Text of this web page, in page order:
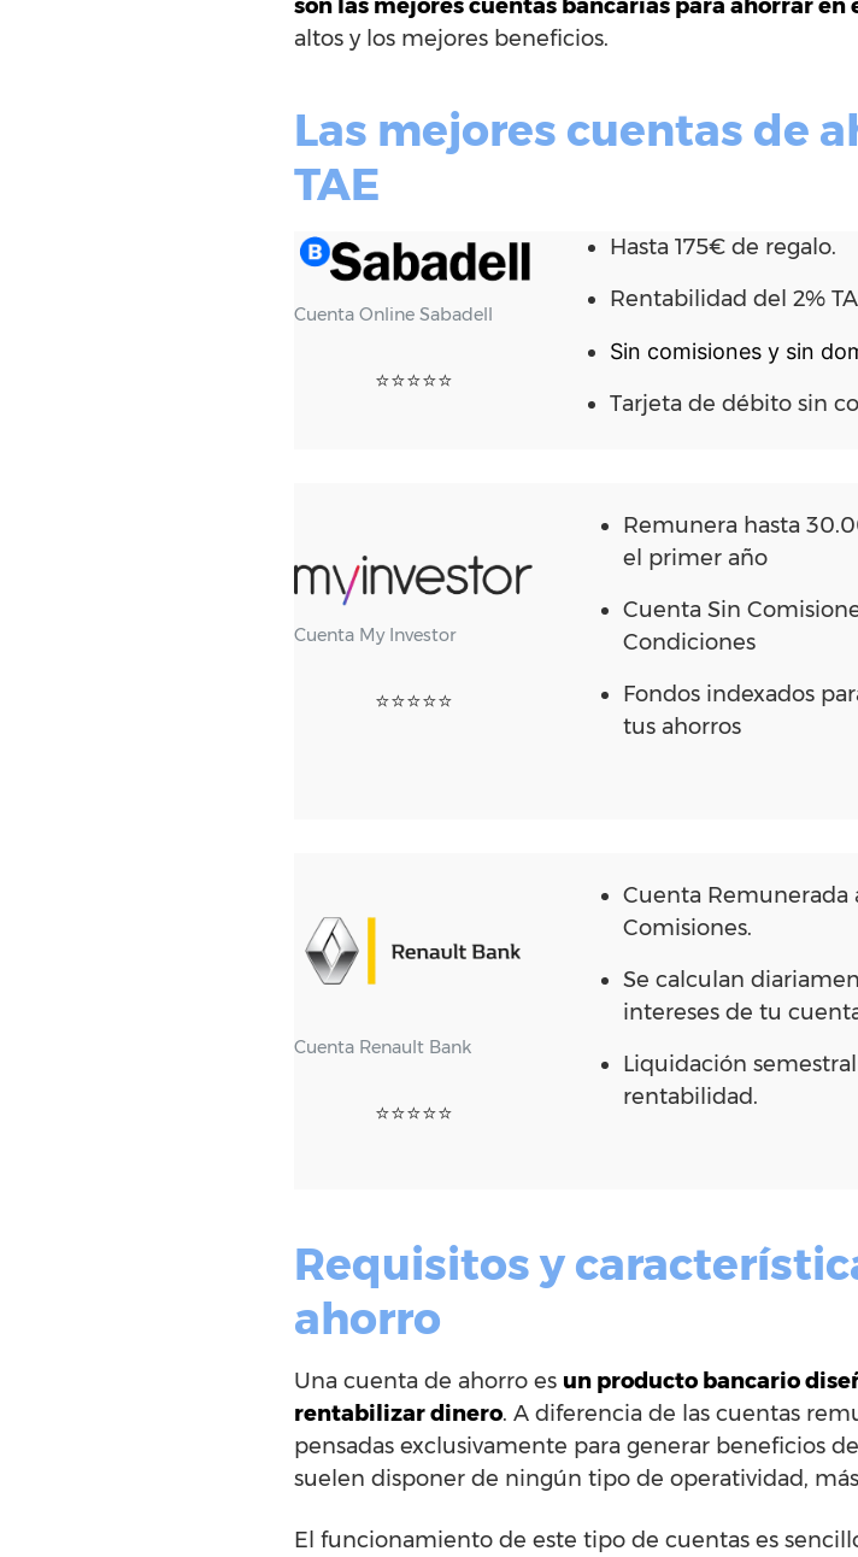
son las mejores cuentas bancarias para ahorrar en
altos y los mejores beneficios.
Las mejores cuentas de
TAE
Cuenta Online Sabadell
⭐⭐⭐⭐⭐
Hasta 175€ de regalo.
Rentabilidad del 2%
Sin comisiones y sin
Tarjeta de débito sin
Cuenta My Investor
⭐⭐⭐⭐⭐
Remunera hasta
el primer año
Cuenta Sin
Condiciones
Fondos indexados
tus ahorros
Cuenta Renault Bank
⭐⭐⭐⭐⭐
Cuenta Remunerada
Comisiones.
Se calculan
intereses de tu
Liquidación
rentabilidad.
Requisitos y
ahorro
Una cuenta de ahorro es un producto bancario
rentabilizar dinero. A diferencia de las cuentas
pensadas exclusivamente para generar beneficios
suelen disponer de ningún tipo de operatividad,
El funcionamiento de este tipo de cuentas es